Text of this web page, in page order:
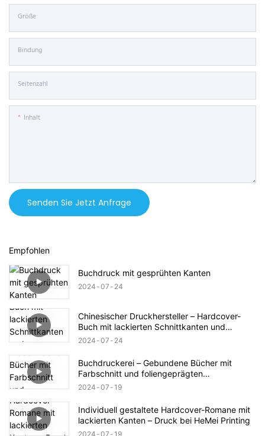
Größe
Bindung
Seitenzahl
Inhalt
Senden Sie Jetzt Anfrage
Empfohlen
Buchdruck mit gesprühten Kanten
2024 07 24
Chinesischer Druckhersteller – Hardcover-
Buch mit lackierten Schnittkanten und
Folienprägung auf dem Schutzumschlag
2024 07 24
Buchdruckerei – Gebundene Bücher mit
Farbschnitt und foliengeprägten
Schutzumschlägen
2024 07 19
Individuell gestaltete Hardcover-Romane mit
lackierten Kanten – Druck bei HeMei Printing
2024 07 19